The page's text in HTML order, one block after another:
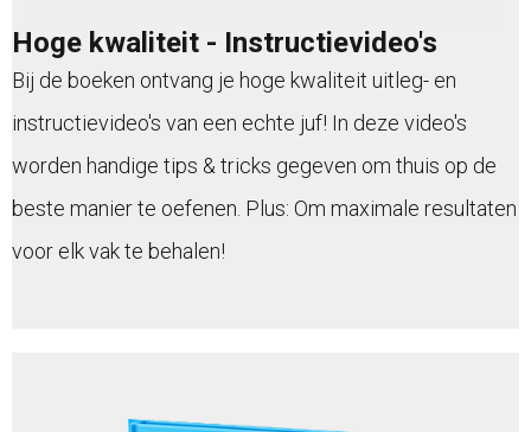
Hoge kwaliteit - Instructievideo's
Bij de boeken ontvang je hoge kwaliteit uitleg- en
instructievideo's van een echte juf! In deze video's
worden handige tips & tricks gegeven om thuis op de
beste manier te oefenen. Plus: Om maximale resultaten
voor elk vak te behalen!